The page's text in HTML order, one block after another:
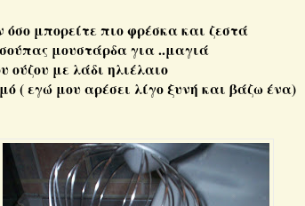
όσο μπορείτε πιο φρέσκα και ζεστά
μουστάρδα για ..μαγιά
ούζου με λάδι ηλιέλαιο
( εγώ μου αρέσει λίγο ξυνή και βάζω ένα)